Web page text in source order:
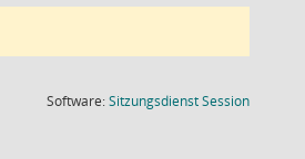
Software:SitzungsdienstSession(Wird in